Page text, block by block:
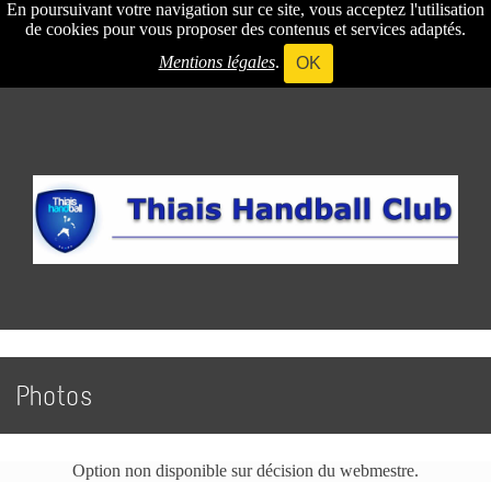
En poursuivant votre navigation sur ce site, vous acceptez l'utilisation
de cookies pour vous proposer des contenus et services adaptés.
Mentions légales. OK
Photos
Option non disponible sur décision du webmestre.